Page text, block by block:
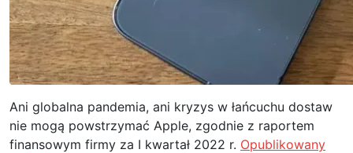
Ani globalna pandemia, ani kryzys w łańcuchu dostaw
nie mogą powstrzymać Apple, zgodnie z raportem
finansowym firmy za I kwartał 2022 r. Opublikowany